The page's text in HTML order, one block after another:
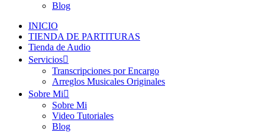
Blog
INICIO
TIENDA DE PARTITURAS
Tienda de Audio
Servicios
Transcripciones por Encargo
Arreglos Musicales Originales
Sobre Mi
Sobre Mi
Video Tutoriales
Blog